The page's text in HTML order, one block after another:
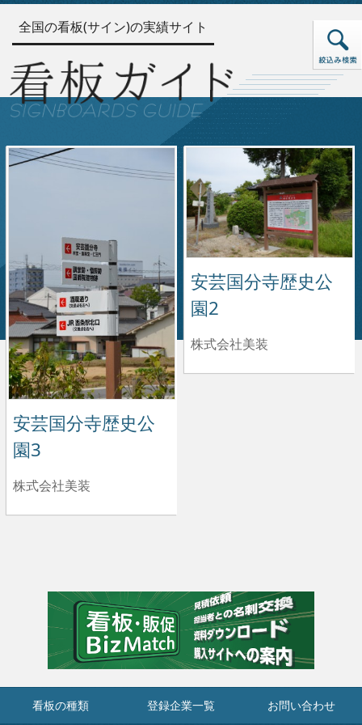
全国の看板(サイン)の実績サイト
安芸国分寺歴史公
園3
株式会社美装
安芸国分寺歴史公
園2
株式会社美装
看板の種類 登録企業一覧 お問い合わせ